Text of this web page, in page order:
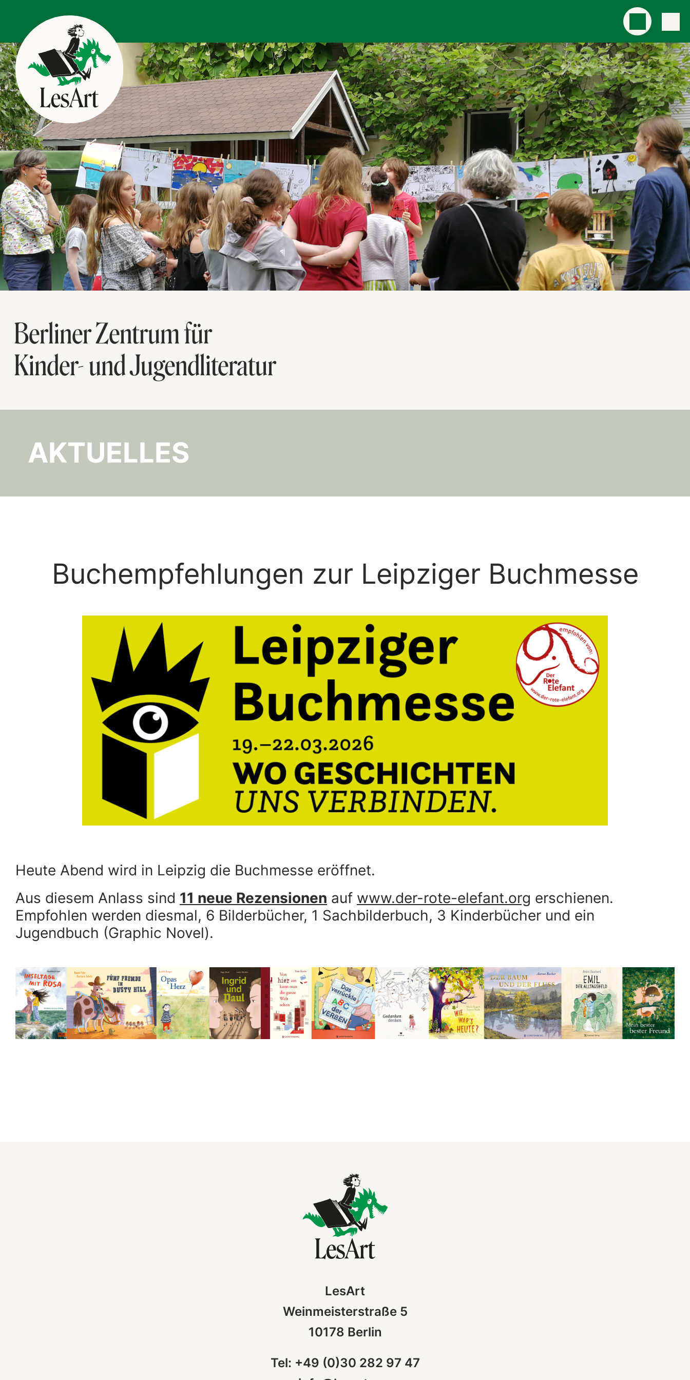
Berliner Zentrum für
Kinder- und Jugendliteratur
AKTUELLES
Buchempfehlungen zur Leipziger Buchmesse
Heute Abend wird in Leipzig die Buchmesse eröffnet.
Aus diesem Anlass sind 11 neue Rezensionen auf www.der-rote-elefant.org erschienen.
Empfohlen werden diesmal, 6 Bilderbücher, 1 Sachbilderbuch, 3 Kinderbücher und ein
Jugendbuch (Graphic Novel).
LesArt
Weinmeisterstraße 5
10178 Berlin
Tel: +49 (0)30 282 97 47